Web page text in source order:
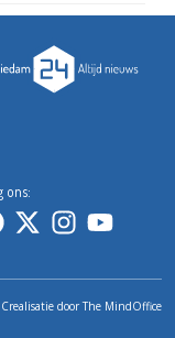
ons:
Crealisatie doorThe MindOffice